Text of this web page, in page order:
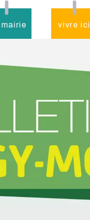
mairie vivre ici